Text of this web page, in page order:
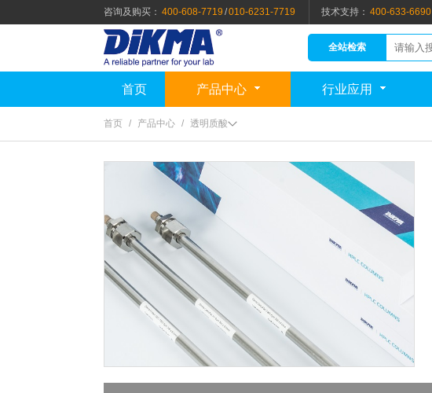
咨询及购买： 400-608-7719 /010-6231-7719 技术支持： 400-633-6690
全站检索
首页 产品中心 行业应用
首页 / 产品中心 / 透明质酸